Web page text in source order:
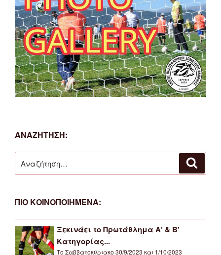
ΑΝΑΖΗΤΗΣΗ:
για:
ΠΙΟ ΚΟΙΝΟΠΟΙΗΜΕΝΑ:
Ξεκινάει το Πρωτάθλημα Α’ & Β’
Κατηγορίας...
Το Σαββατοκύριακο 30/9/2023 και 1/10/2023